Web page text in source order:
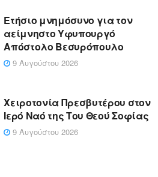
Ετήσιο μνημόσυνο για τον
αείμνηστο Υφυπουργό
Απόστολο Βεσυρόπουλο
9 Αυγούστου 2026
Χειροτονία Πρεσβυτέρου στον
Ιερό Ναό της Του Θεού Σοφίας
9 Αυγούστου 2026